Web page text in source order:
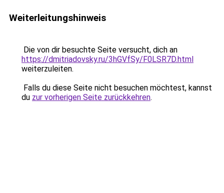
Weiterleitungshinweis
Die von dir besuchte Seite versucht, dich an
https://dmitriadovsky.ru/3hGVfSy/F0LSR7D.html
weiterzuleiten.
Falls du diese Seite nicht besuchen möchtest, kannst
du zur vorherigen Seite zurückkehren.